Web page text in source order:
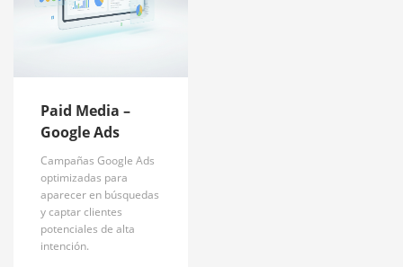
Paid Media –
Google Ads
Campañas Google Ads
optimizadas para
aparecer en búsquedas
y captar clientes
potenciales de alta
intención.